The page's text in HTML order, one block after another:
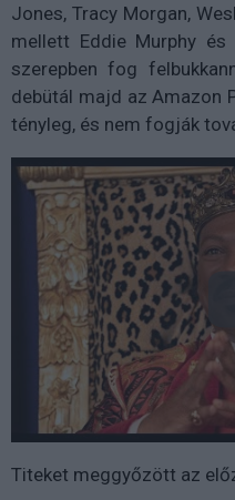
Jones, Tracy Morgan,
mellett Eddie Murphy
szerepben fog
debütál majd az Amazon
tényleg, és nem fogják
Titeket meggyőzött az